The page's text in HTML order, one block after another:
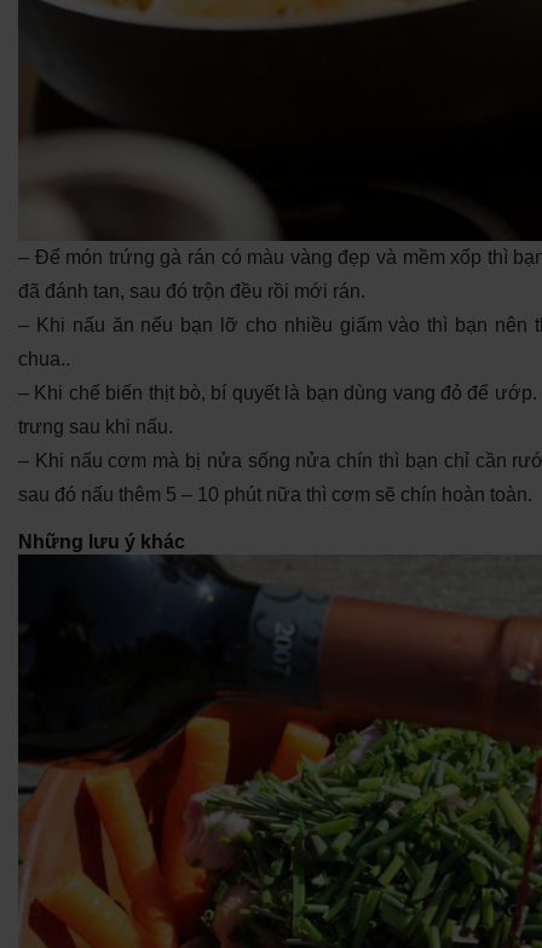
– Để món trứng gà rán có màu vàng đẹp và mềm xốp thì
đã đánh tan, sau đó trộn đều rồi mới rán.
– Khi nấu ăn nếu bạn lỡ cho nhiều giấm vào thì bạn nên
chua..
– Khi chế biến thịt bò, bí quyết là bạn dùng vang đỏ để
trưng sau khi nấu.
– Khi nấu cơm mà bị nửa sống nửa chín thì bạn chỉ cần
sau đó nấu thêm 5 – 10 phút nữa thì cơm sẽ chín hoàn toàn.
Những lưu ý khác